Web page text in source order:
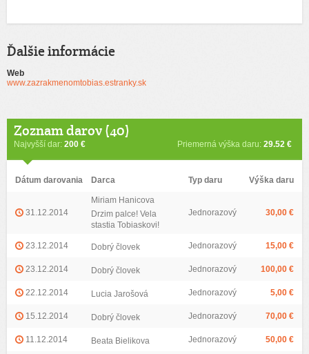
Ďalšie informácie
Web
www.zazrakmenomtobias.estranky.sk
Zoznam darov (40)
Najvyšší dar: 200 € Priemerná výška daru: 29.52 €
Dátum darovania Darca Typ daru Výška daru
31.12.2014
Miriam Hanicova
Drzim palce! Vela
stastia Tobiaskovi!
Jednorazový 30,00 €
23.12.2014 Dobrý človek Jednorazový 15,00 €
23.12.2014 Dobrý človek Jednorazový 100,00 €
22.12.2014 Lucia Jarošová Jednorazový 5,00 €
15.12.2014 Dobrý človek Jednorazový 70,00 €
11.12.2014 Beata Bielikova Jednorazový 50,00 €